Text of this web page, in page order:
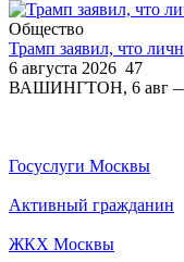
Общество
Трамп заявил, что
6 августа 2026 47
ВАШИНГТОН, 6 авг
Госуслуги Москвы
Активный гражданин
ЖКХ Москвы